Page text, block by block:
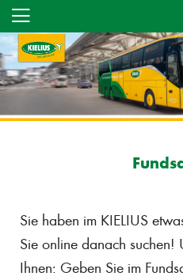
Sie haben im KIELIUS
Sie online danach suchen!
Ihnen: Geben Sie im